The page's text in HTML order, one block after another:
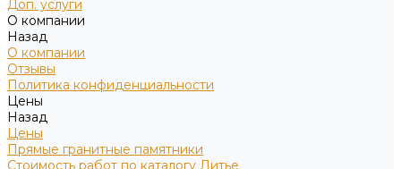
Доп. услуги
О компании
Назад
О компании
Отзывы
Политика конфиденциальности
Цены
Назад
Цены
Прямые гранитные памятники
Стоимость работ по каталогу Литье